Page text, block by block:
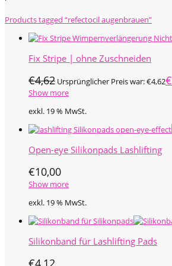
Products tagged “refectocil augenbrauen”
Fix Stripe | ohne Zuschneiden
€4,62 Ursprünglicher Preis war: €4,62€
Show more
exkl. 19 % MwSt.
Open-eye Silikonpads Lashlifting
€10,00
Show more
exkl. 19 % MwSt.
Silikonband für Lashlifting Pads
€4,12